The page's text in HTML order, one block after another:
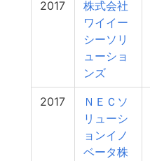
2017
株式会社
ワイイー
シーソリ
ューショ
ンズ
2017
ＮＥＣソ
リューシ
ョンイノ
ベータ株